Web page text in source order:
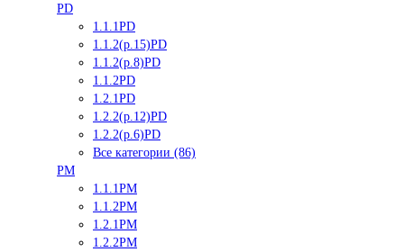
PD
1.1.1PD
1.1.2(р.15)PD
1.1.2(р.8)PD
1.1.2PD
1.2.1PD
1.2.2(р.12)PD
1.2.2(р.6)PD
Все категории (86)
PM
1.1.1PM
1.1.2PM
1.2.1PM
1.2.2PM